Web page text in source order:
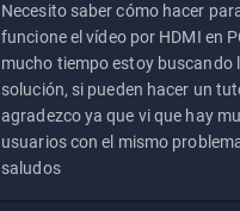
Necesito saber cómo hacer
funcione el vídeo por HDMI en
mucho tiempo estoy buscando
solución, si pueden hacer un
agradezco ya que vi que hay
usuarios con el mismo
saludos